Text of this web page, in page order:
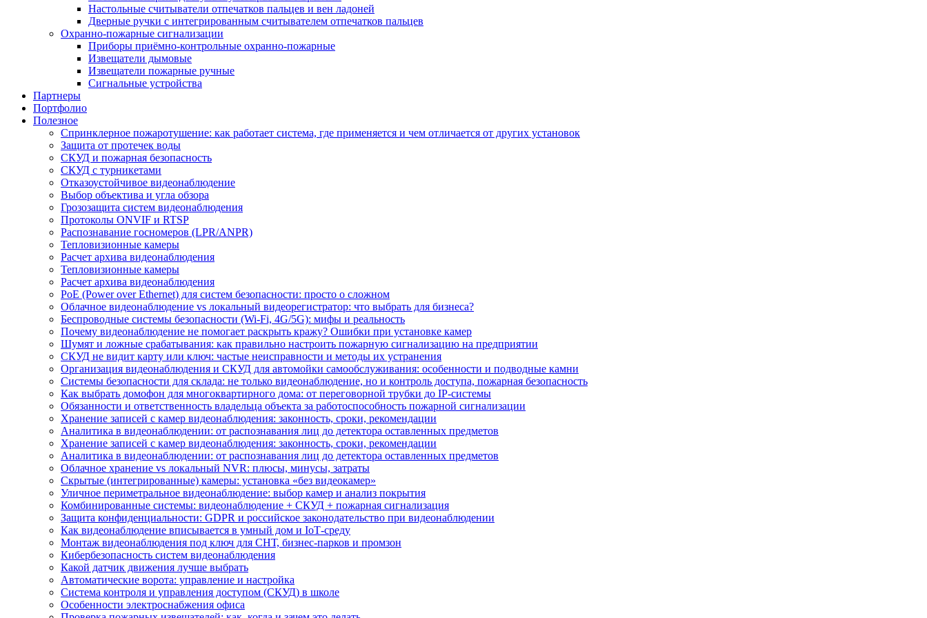
Настольные считыватели отпечатков пальцев и вен ладоней
Дверные ручки с интегрированным считывателем отпечатков пальцев
Охранно-пожарные сигнализации
Приборы приёмно-контрольные охранно-пожарные
Извещатели дымовые
Извещатели пожарные ручные
Сигнальные устройства
Партнеры
Портфолио
Полезное
Спринклерное пожаротушение: как работает система, где применяется и чем отличается от других установок
Защита от протечек воды
СКУД и пожарная безопасность
СКУД с турникетами
Отказоустойчивое видеонаблюдение
Выбор объектива и угла обзора
Грозозащита систем видеонаблюдения
Протоколы ONVIF и RTSP
Распознавание госномеров (LPR/ANPR)
Тепловизионные камеры
Расчет архива видеонаблюдения
Тепловизионные камеры
Расчет архива видеонаблюдения
PoE (Power over Ethernet) для систем безопасности: просто о сложном
Облачное видеонаблюдение vs локальный видеорегистратор: что выбрать для бизнеса?
Беспроводные системы безопасности (Wi-Fi, 4G/5G): мифы и реальность
Почему видеонаблюдение не помогает раскрыть кражу? Ошибки при установке камер
Шумят и ложные срабатывания: как правильно настроить пожарную сигнализацию на предприятии
СКУД не видит карту или ключ: частые неисправности и методы их устранения
Организация видеонаблюдения и СКУД для автомойки самообслуживания: особенности и подводные камни
Системы безопасности для склада: не только видеонаблюдение, но и контроль доступа, пожарная безопасность
Как выбрать домофон для многоквартирного дома: от переговорной трубки до IP-системы
Обязанности и ответственность владельца объекта за работоспособность пожарной сигнализации
Хранение записей с камер видеонаблюдения: законность, сроки, рекомендации
Аналитика в видеонаблюдении: от распознавания лиц до детектора оставленных предметов
Хранение записей с камер видеонаблюдения: законность, сроки, рекомендации
Аналитика в видеонаблюдении: от распознавания лиц до детектора оставленных предметов
Облачное хранение vs локальный NVR: плюсы, минусы, затраты
Скрытые (интегрированные) камеры: установка «без видеокамер»
Уличное периметральное видеонаблюдение: выбор камер и анализ покрытия
Комбинированные системы: видеонаблюдение + СКУД + пожарная сигнализация
Защита конфиденциальности: GDPR и российское законодательство при видеонаблюдении
Как видеонаблюдение вписывается в умный дом и IoT‑среду
Монтаж видеонаблюдения под ключ для СНТ, бизнес‑парков и промзон
Кибербезопасность систем видеонаблюдения
Какой датчик движения лучше выбрать
Автоматические ворота: управление и настройка
Система контроля и управления доступом (СКУД) в школе
Особенности электроснабжения офиса